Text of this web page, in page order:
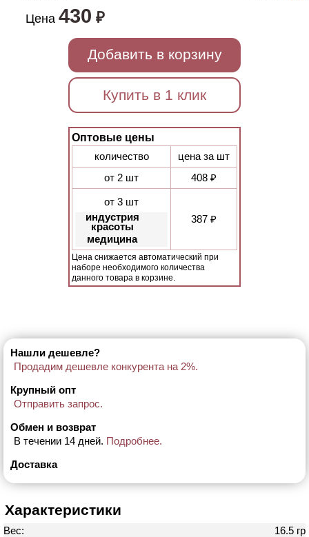
Цена 430 ₽
Добавить в корзину
Купить в 1 клик
Оптовые цены
количество
цена за шт
от 2 шт
408 ₽
от 3 шт
индустрия
красоты
медицина
387 ₽
Цена снижается автоматический при
наборе необходимого количества
данного товара в корзине.
Нашли дешевле?
Продадим дешевле конкурента на 2%.
Крупный опт
Отправить запрос.
Обмен и возврат
В течении 14 дней. Подробнее.
Доставка
Характеристики
Вес:
16.5 гр